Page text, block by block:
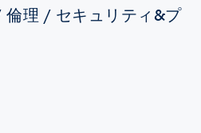
倫理 / セキュリティ&プ